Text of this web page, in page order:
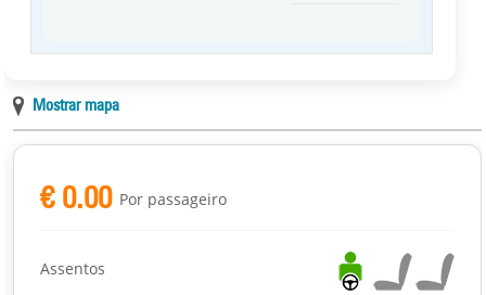
Mostrar mapa
€ 0.00 Por passageiro
Assentos